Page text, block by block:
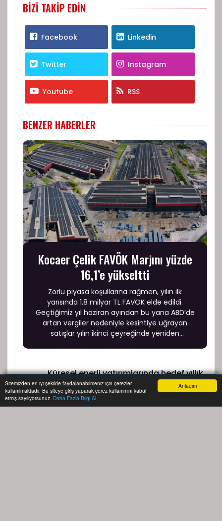
Anladım
Sitemizden en iyi şekilde faydalanabilmeniz için çerezler
kullanılmaktadır. Bu siteye giriş yaparak çerez kullanımını kabul
etmiş sayılıyorsunuz. Daha Fazla Bilgi Al
BIZI TAKIP EDIN
Facebook Linkedin
Twitter Instagram
Youtube RSS
BENZER HABERLER
Kocaer Çelik FAVÖK Marjını yüzde
16,1’e yükseltti
Zorlu piyasa koşullarına rağmen, yılın ilk
yarısında 1,8 milyar TL FAVÖK elde edildi.
Geçtiğimiz yıl haziran ayından bu yana ABD’de
artan vergiler nedeniyle kesintiye uğrayan
satışlar yılın ikinci çeyreğinde yeniden
verildi.
1
Küresel enerji yatırımlarında hedef yıllık
250 milyar dolar
Anasayfa Yazarlar Haber Ara İhbar Hattı Menu